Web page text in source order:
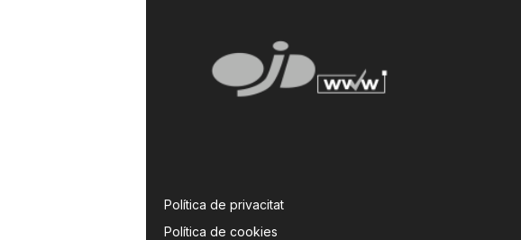
Política de privacitat
Política de cookies